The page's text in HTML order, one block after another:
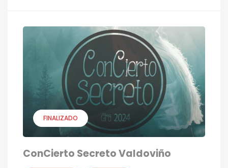
FINALIZADO
ConCierto Secreto Valdoviño